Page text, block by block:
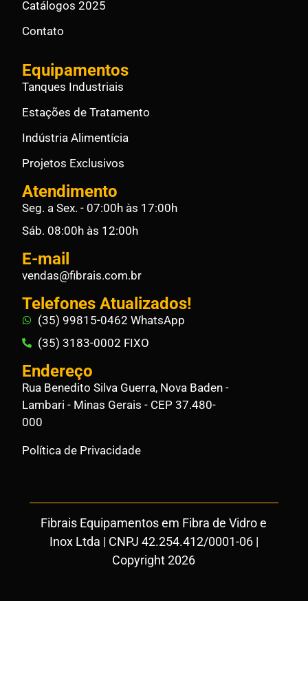
Catálogos 2025
Contato
Equipamentos
Tanques Industriais
Estações de Tratamento
Indústria Alimentícia
Projetos Exclusivos
Atendimento
Seg. a Sex. - 07:00h às 17:00h
Sáb. 08:00h às 12:00h
E-mail
vendas@fibrais.com.br
Telefones Atualizados!
(35) 99815-0462 WhatsApp
(35) 3183-0002 FIXO
Endereço
Rua Benedito Silva Guerra, Nova Baden -
Lambari - Minas Gerais - CEP 37.480-
000
Política de Privacidade
Fibrais Equipamentos em Fibra de Vidro e
Inox Ltda | CNPJ 42.254.412/0001-06 |
Copyright 2026